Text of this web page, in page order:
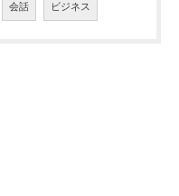
会話 ビジネス